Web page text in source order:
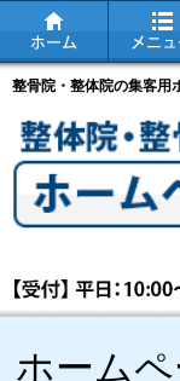
整骨院・整体院の集客用
ホーム